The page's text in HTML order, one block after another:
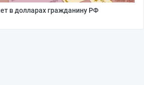
в долларах гражданину РФ